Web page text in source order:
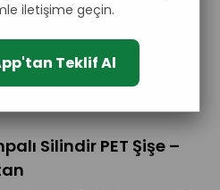
Silindir PET Şişe –
iletişime geçin.
Teklif Al